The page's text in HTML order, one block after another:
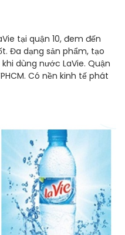
tại quận 10, đem đến
Đa dạng sản phẩm, tạo
dùng nước LaVie. Quận
Có nền kinh tế phát